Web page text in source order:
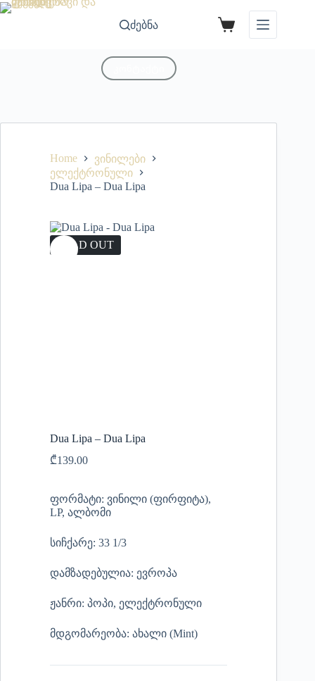
ძებნა
Home
ვინილები
ელექტრონული
Dua Lipa – Dua Lipa
SOLD OUT
Dua Lipa – Dua Lipa
₾139.00
ფორმატი: ვინილი (ფირფიტა),
LP, ალბომი
სიჩქარე: 33 1/3
დამზადებულია: ევროპა
ჟანრი: პოპი, ელექტრონული
მდგომარეობა: ახალი (Mint)